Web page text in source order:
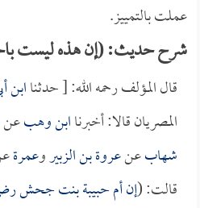
عملت بالتمييز.
شرح حديث: (إن هذه ليست
قال المؤلف رحمه الله: [ حدثناابن
المصريان قالا: أخبرناابن وهبعن
شهابعنعروة بن الزبيروعمرة
قالت: (إنأم حبيبة بنت جحش